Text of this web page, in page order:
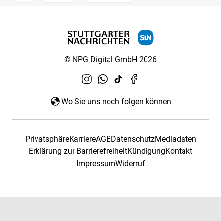
© NPG Digital GmbH 2026
Wo Sie uns noch folgen können
PrivatsphäreKarriereAGBDatenschutzMediadaten
Erklärung zur BarrierefreiheitKündigungKontakt
ImpressumWiderruf